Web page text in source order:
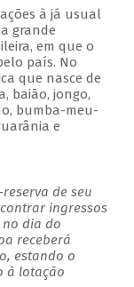
à já usual
grande
em que o
país. No
que nasce de
baião, jongo,
bumba-meu-
e
de seu
ingressos
no dia do
receberá
estando o
à lotação